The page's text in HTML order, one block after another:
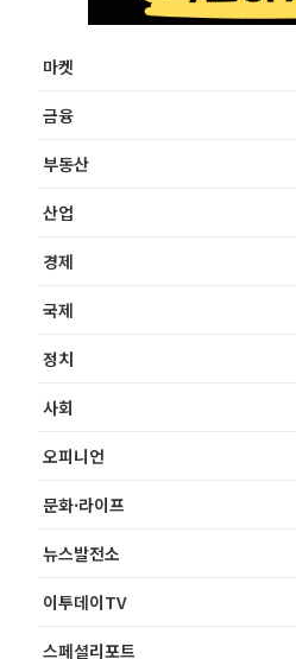
마켓
금융
부동산
산업
경제
국제
정치
사회
오피니언
문화·라이프
뉴스발전소
이투데이TV
스페셜리포트